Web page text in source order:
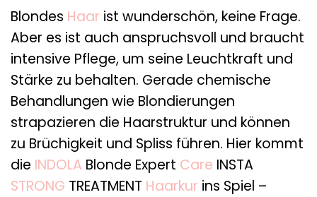
Blondes Haar ist wunderschön, keine Frage.
Aber es ist auch anspruchsvoll und braucht
intensive Pflege, um seine Leuchtkraft und
Stärke zu behalten. Gerade chemische
Behandlungen wie Blondierungen
strapazieren die Haarstruktur und können
zu Brüchigkeit und Spliss führen. Hier kommt
die INDOLA Blonde Expert Care INSTA
STRONG TREATMENT Haarkur ins Spiel –